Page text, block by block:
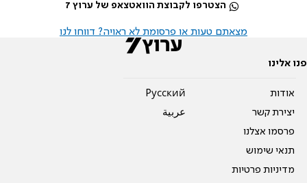
הצטרפו לקבוצת הוואטצאפ של ערוץ 7
מצאתם טעות או פרסומת לא ראויה? דווחו לנו
פנו אלינו
אודות
יצירת קשר
פרסמו אצלנו
תנאי שימוש
מדיניות פרטיות
Pусский
عربية